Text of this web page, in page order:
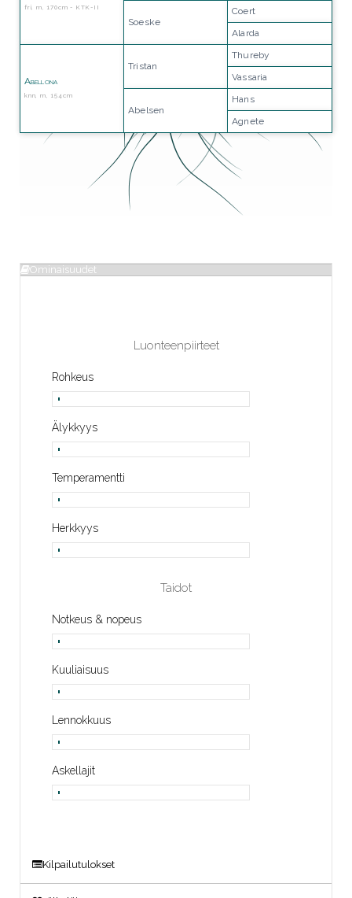
fri, m, 170cm - KTK-II
Soeske
Coert
Alarda
Abellona
knn, m, 154cm
Tristan
Thureby
Vassaria
Abelsen
Hans
Agnete
Ominaisuudet
Luonteenpiirteet
Rohkeus
Älykkyys
Temperamentti
Herkkyys
Taidot
Notkeus & nopeus
Kuuliaisuus
Lennokkuus
Askellajit
Kilpailutulokset